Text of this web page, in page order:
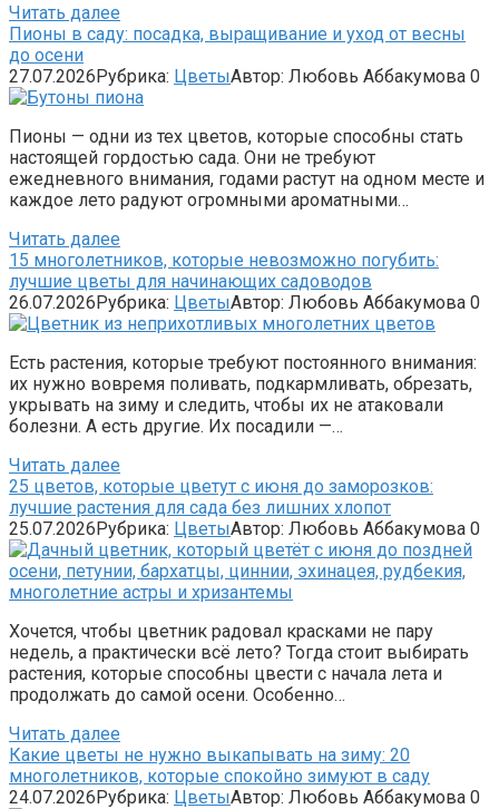
Читать далее
Пионы в саду: посадка, выращивание и уход от весны
до осени
27.07.2026Рубрика: ЦветыАвтор: Любовь Аббакумова 0
Пионы — одни из тех цветов, которые способны стать
настоящей гордостью сада. Они не требуют
ежедневного внимания, годами растут на одном месте и
каждое лето радуют огромными ароматными…
Читать далее
15 многолетников, которые невозможно погубить:
лучшие цветы для начинающих садоводов
26.07.2026Рубрика: ЦветыАвтор: Любовь Аббакумова 0
Есть растения, которые требуют постоянного внимания:
их нужно вовремя поливать, подкармливать, обрезать,
укрывать на зиму и следить, чтобы их не атаковали
болезни. А есть другие. Их посадили —…
Читать далее
25 цветов, которые цветут с июня до заморозков:
лучшие растения для сада без лишних хлопот
25.07.2026Рубрика: ЦветыАвтор: Любовь Аббакумова 0
Хочется, чтобы цветник радовал красками не пару
недель, а практически всё лето? Тогда стоит выбирать
растения, которые способны цвести с начала лета и
продолжать до самой осени. Особенно…
Читать далее
Какие цветы не нужно выкапывать на зиму: 20
многолетников, которые спокойно зимуют в саду
24.07.2026Рубрика: ЦветыАвтор: Любовь Аббакумова 0